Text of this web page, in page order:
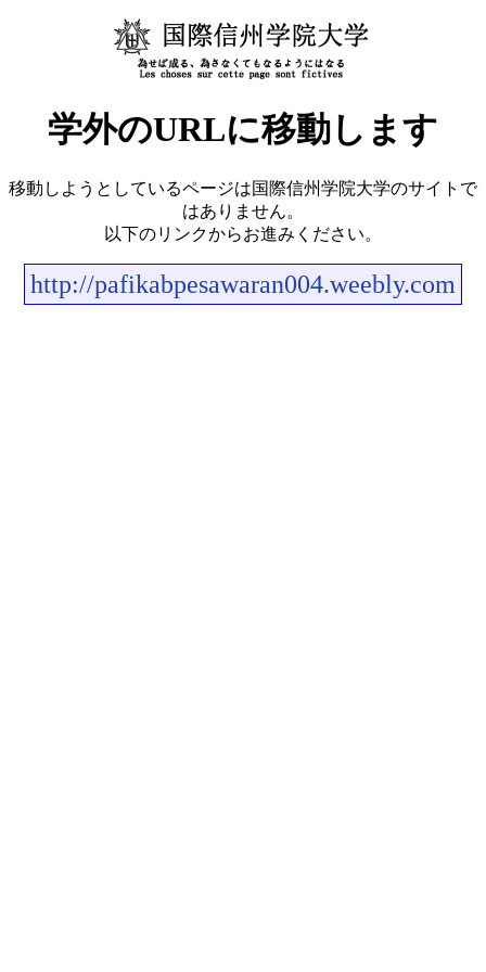
学外のURLに移動します
移動しようとしているページは国際信州学院大学のサイトで
はありません。
以下のリンクからお進みください。
http://pafikabpesawaran004.weebly.com